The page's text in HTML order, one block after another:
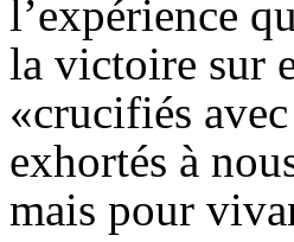
l’expérience
la victoire sur
«crucifiés
exhortés à
mais pour